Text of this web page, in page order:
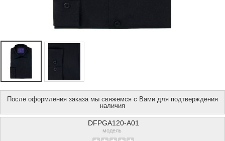
После оформления заказа мы свяжемся с Вами для подтверждения
наличия
DFPGA120-A01
модель